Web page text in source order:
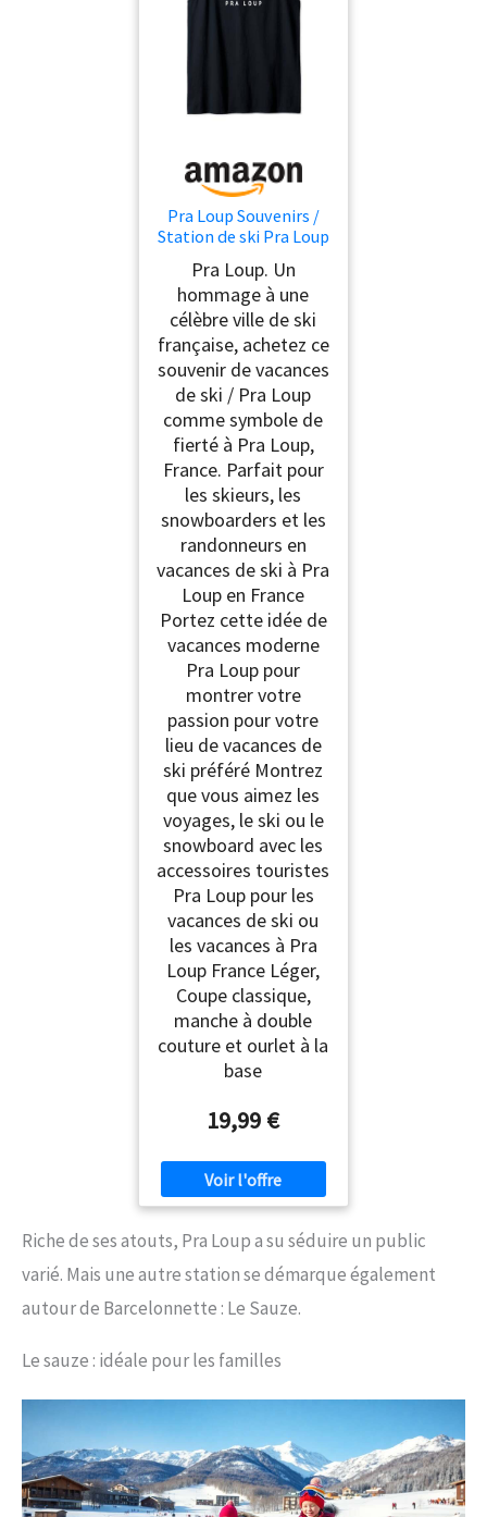
Pra Loup Souvenirs /
Station de ski Pra Loup
Débardeur
Pra Loup. Un
hommage à une
célèbre ville de ski
française, achetez ce
souvenir de vacances
de ski / Pra Loup
comme symbole de
fierté à Pra Loup,
France. Parfait pour
les skieurs, les
snowboarders et les
randonneurs en
vacances de ski à Pra
Loup en France
Portez cette idée de
vacances moderne
Pra Loup pour
montrer votre
passion pour votre
lieu de vacances de
ski préféré Montrez
que vous aimez les
voyages, le ski ou le
snowboard avec les
accessoires touristes
Pra Loup pour les
vacances de ski ou
les vacances à Pra
Loup France Léger,
Coupe classique,
manche à double
couture et ourlet à la
base
19,99 €
Riche de ses atouts, Pra Loup a su séduire un public
varié. Mais une autre station se démarque également
autour de Barcelonnette : Le Sauze.
Le sauze : idéale pour les familles